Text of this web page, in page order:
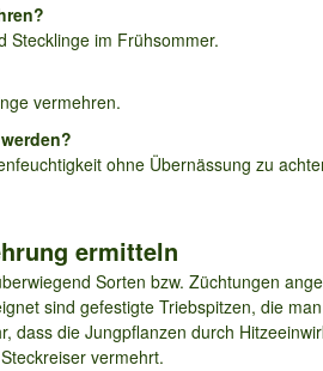
Stecklinge im Frühsommer.
vermehren.
ohne Übernässung zu
ermitteln
Sorten bzw. Züchtungen
sind gefestigte Triebspitzen, die
die Jungpflanzen durch
vermehrt.